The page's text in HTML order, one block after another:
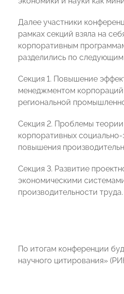
Далее участники
рамках секций взяла на
корпоративным
разделились по
Секция 1. Повышение
менеджментом корпораций
региональной
Секция 2. Проблемы
корпоративных
повышения
Секция 3. Развитие
экономическими
производительности труда.
По итогам конференции
научного цитирования»